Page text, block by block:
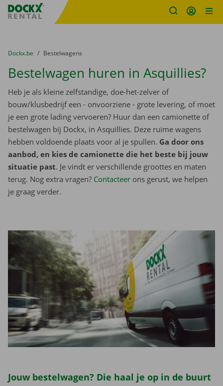
Fratello DEMO
U bevindt zich hier:
van
Dockx.be naar
Bestelwagens
Bestelwagen huren in Asquillies?
Heb je als kleine zelfstandige, doe-het-zelver of
bouw/klusbedrijf een - onvoorziene - grote levering, of moet
je een grote lading vervoeren? Huur dan een camionette of
bestelwagen bij Dockx, in Asquillies. Deze ruime wagens
hebben voldoende plaats voor al je spullen. Ga door ons
aanbod, en kies de camionette die het beste bij jouw
situatie past. Je vindt er verschillende groottes en maten
terug. Nog extra vragen? Contacteer ons gerust, we helpen
je graag verder.
Jouw bestelwagen? Die haal je op in de buurt